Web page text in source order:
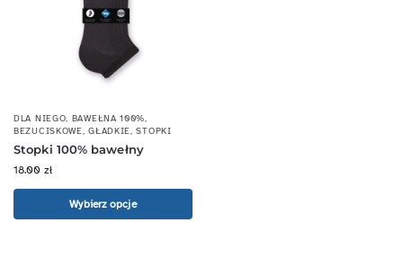
DLA NIEGO, BAWEŁNA 100%,
BEZUCISKOWE,GŁADKIE,STOPKI
Stopki 100% bawełny
18.00 zł
Wybierz opcje